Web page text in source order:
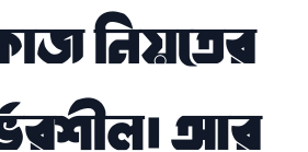
নিয়তের
আর